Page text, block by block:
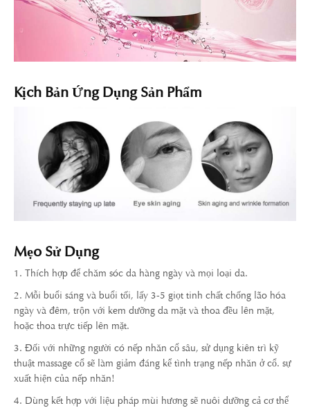
Kịch Bản Ứng Dụng Sản Phẩm
Mẹo Sử Dụng
1. Thích hợp để chăm sóc da hàng ngày và mọi loại da.
2. Mỗi buổi sáng và buổi tối, lấy 3-5 giọt tinh chất chống lão hóa
ngày và đêm, trộn với kem dưỡng da mặt và thoa đều lên mặt,
hoặc thoa trực tiếp lên mặt.
3. Đối với những người có nếp nhăn cổ sâu, sử dụng kiên trì kỹ
thuật massage cổ sẽ làm giảm đáng kể tình trạng nếp nhăn ở cổ. sự
xuất hiện của nếp nhăn!
4. Dùng kết hợp với liệu pháp mùi hương sẽ nuôi dưỡng cả cơ thể